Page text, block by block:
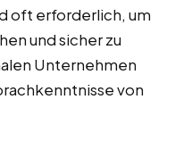
oft erforderlich, um
und sicher zu
Unternehmen
von